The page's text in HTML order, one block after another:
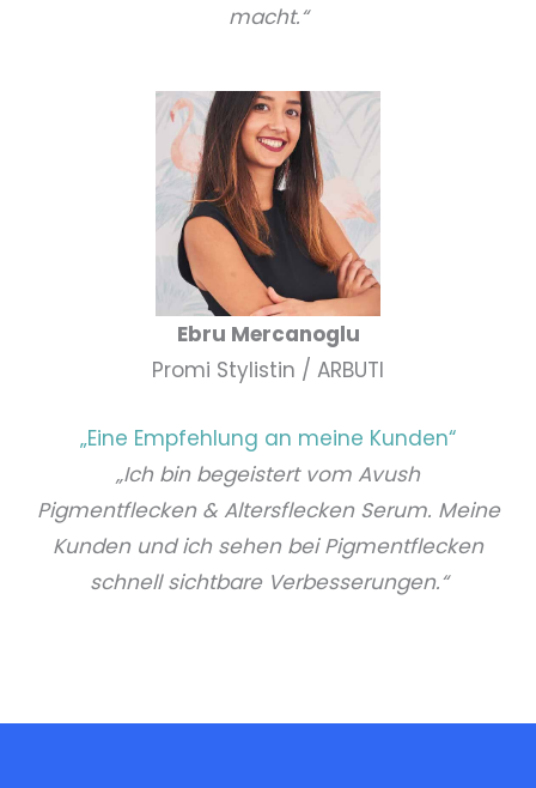
macht.“
Ebru Mercanoglu
Promi Stylistin / ARBUTI
„Eine Empfehlung an meine Kunden“
„Ich bin begeistert vom Avush
Pigmentflecken & Altersflecken Serum. Meine
Kunden und ich sehen bei Pigmentflecken
schnell sichtbare Verbesserungen.“